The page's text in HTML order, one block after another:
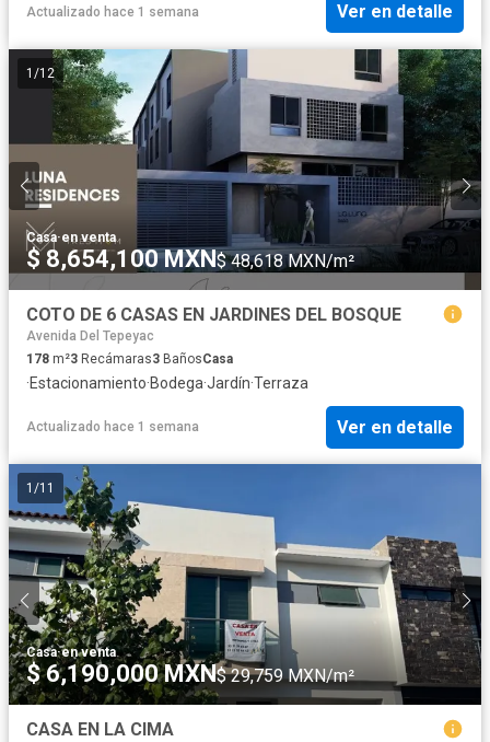
Actualizado hace 1 semana Ver en detalle
1 /12
Casa·en venta
$ 8,654,100 MXN$ 48,618 MXN/m²
COTO DE 6 CASAS EN JARDINES DEL BOSQUE
Avenida Del Tepeyac
178 m²3 Recámaras3 BañosCasa
·Estacionamiento·Bodega·Jardín·Terraza
Actualizado hace 1 semana Ver en detalle
1 /11
Casa·en venta
$ 6,190,000 MXN$ 29,759 MXN/m²
CASA EN LA CIMA